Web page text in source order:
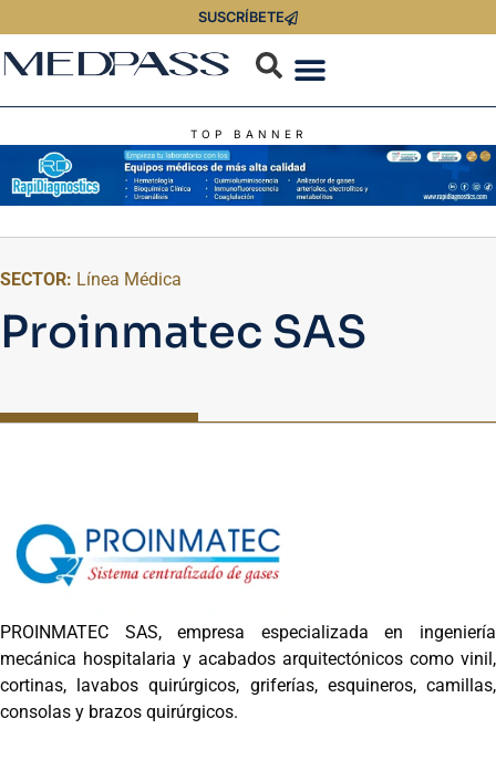
SUSCRÍBETE
TOP BANNER
SECTOR: Línea Médica
Proinmatec SAS
PROINMATEC SAS, empresa especializada en ingeniería
mecánica hospitalaria y acabados arquitectónicos como vinil,
cortinas, lavabos quirúrgicos, griferías, esquineros, camillas,
consolas y brazos quirúrgicos.